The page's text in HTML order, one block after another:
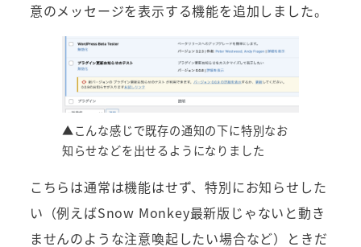
意のメッセージを表示する機能を追加しました。
▲こんな感じで既存の通知の下に特別なお
知らせなどを出せるようになりました
こちらは通常は機能はせず、特別にお知らせした
い（例えばSnow Monkey最新版じゃないと動き
ませんのような注意喚起したい場合など）ときだ